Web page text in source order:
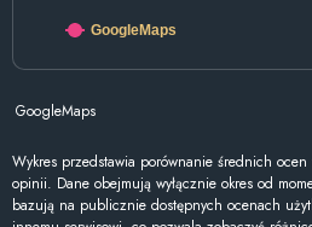
GoogleMaps
GoogleMaps
Wykres przedstawia porównanie średnich
opinii. Dane obejmują wyłącznie okres od
bazują na publicznie dostępnych ocenach